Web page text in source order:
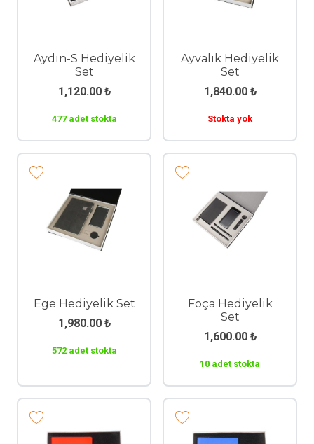
Aydın-S Hediyelik
Set
1,120.00 ₺
477 adet stokta
Ayvalık Hediyelik
Set
1,840.00 ₺
Stokta yok
Ege Hediyelik Set
1,980.00 ₺
572 adet stokta
Foça Hediyelik
Set
1,600.00 ₺
10 adet stokta